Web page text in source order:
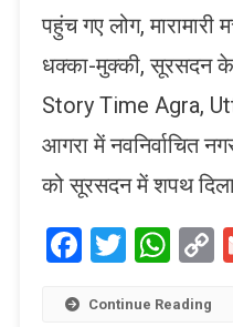
पहुंच गए लोग,
धक्का-मुक्की, सूरसदन
Story Time Agra,
आगरा में नवनिर्वाचित
को सूरसदन में शपथ
Facebook
Twitter
Continue Reading